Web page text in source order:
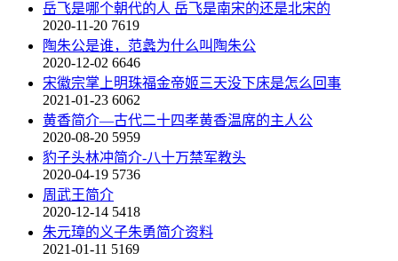
岳飞是哪个朝代的人 岳飞是南宋的还是北宋的
2020-11-20 7619
陶朱公是谁，范蠡为什么叫陶朱公
2020-12-02 6646
宋徽宗掌上明珠福金帝姬三天没下床是怎么回事
2021-01-23 6062
黄香简介—古代二十四孝黄香温席的主人公
2020-08-20 5959
豹子头林冲简介-八十万禁军教头
2020-04-19 5736
周武王简介
2020-12-14 5418
朱元璋的义子朱勇简介资料
2021-01-11 5169